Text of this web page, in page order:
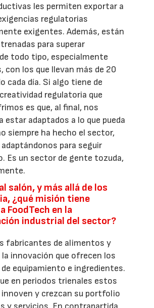
les permiten exportar a
regulatorias
exigentes. Además, están
para superar
todo tipo, especialmente
con los que llevan más de 20
cada día. Si algo tiene de
regulatoria que
es que, al final, nos
estar adaptados a lo que pueda
siempre ha hecho el sector,
para seguir
Es un sector de gente tozuda,
salón, y más allá de los
¿qué misión tiene
FoodTech en la
industrial del sector?
fabricantes de alimentos y
la innovación que ofrecen los
equipamiento e ingredientes.
en periodos trienales estos
y crezcan su portfolio